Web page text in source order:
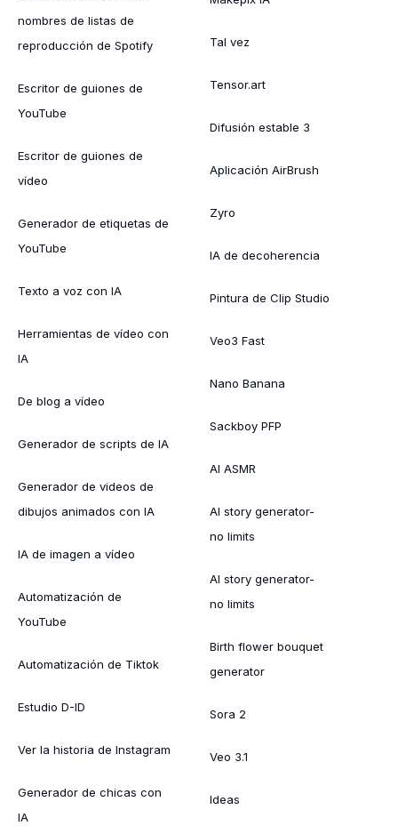
nombres de listas de
reproducción de Spotify
Escritor de guiones de
YouTube
Escritor de guiones de
vídeo
Generador de etiquetas de
YouTube
Texto a voz con IA
Herramientas de vídeo con
IA
De blog a vídeo
Generador de scripts de IA
Generador de videos de
dibujos animados con IA
IA de imagen a vídeo
Automatización de
YouTube
Automatización de Tiktok
Estudio D-ID
Ver la historia de Instagram
Generador de chicas con
IA
Tal vez
Tensor.art
Difusión estable 3
Aplicación AirBrush
Zyro
IA de decoherencia
Pintura de Clip Studio
Veo3 Fast
Nano Banana
Sackboy PFP
AI ASMR
AI story generator-
no limits
AI story generator-
no limits
Birth flower bouquet
generator
Sora 2
Veo 3.1
Ideas